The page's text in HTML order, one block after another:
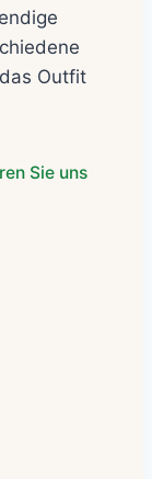
Outfit
Sie uns